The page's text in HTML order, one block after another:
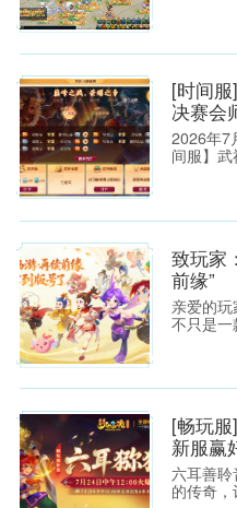
路过关
[时间
决赛会
2026年7
间服】
鱼岛】
点，后
防线，
致玩家
前缘”
亲爱的
不只是
[畅玩
新服赢
六耳善
的传奇，